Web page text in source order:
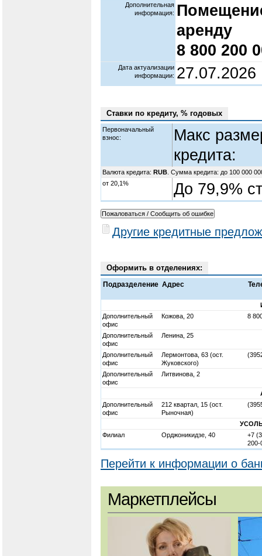
Дополнительная
информация:
аренду
8 800 200
Дата актуализации
информации: 27.07.2026
Ставки по кредиту, % годовых
Первоначальный
взнос:
Макс
кредита:
Валюта кредита: RUB . Сумма кредита: до 100 000
от 20,1%
До 79,9%
Другие кредитные
Оформить в отделениях:
Подразделение Адрес
Дополнительный
офис
Кожова, 20 8
Дополнительный
офис
Ленина, 25
Дополнительный
офис
Лермонтова, 63 (ост.
Жуковского)
Дополнительный
офис
Литвинова, 2
Дополнительный
офис
212 квартал, 15 (ост.
Рыночная)
Филиал
Орджоникидзе, 40
+7
200-
Перейти к информации о
Маркетплейсы